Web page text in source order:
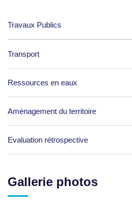
Travaux Publics
Transport
Ressources en eaux
Aménagement du territoire
Evaluation rétrospective
Gallerie photos